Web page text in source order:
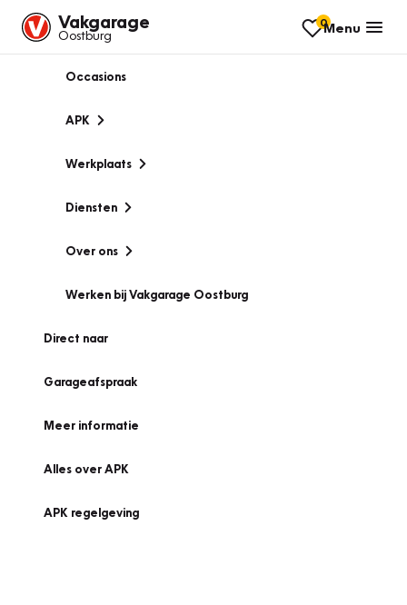
Vakgarage
Oostburg
0Menu
Occasions
APK
Werkplaats
Diensten
Over ons
Werken bij Vakgarage Oostburg
Direct naar
Garageafspraak
Meer informatie
Alles over APK
APK regelgeving